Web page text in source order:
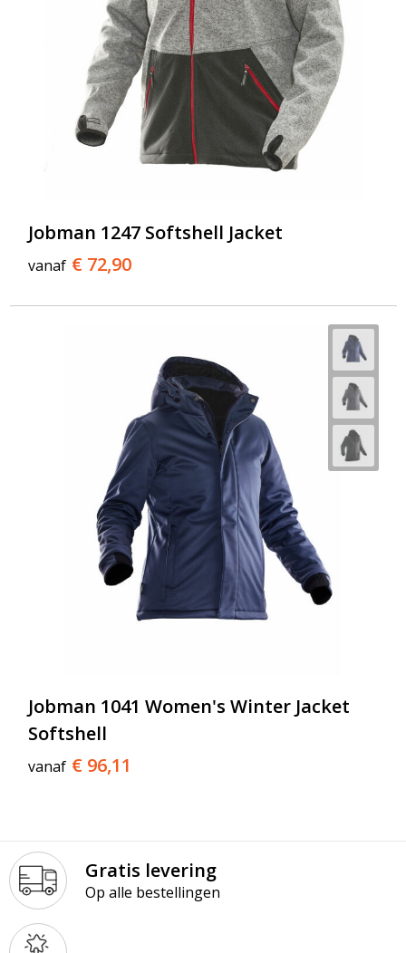
Jobman 1247 Softshell Jacket
vanaf € 72,90
Jobman 1041 Women's Winter Jacket
Softshell
vanaf € 96,11
Gratis levering
Op alle bestellingen